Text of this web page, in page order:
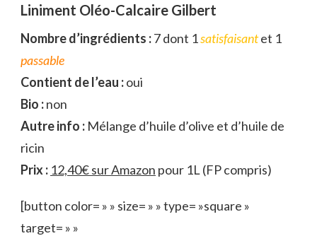
Liniment Oléo-Calcaire Gilbert
Nombre d’ingrédients :7 dont 1satisfaisantet 1
passable
Contient de l’eau :oui
Bio :non
Autre info : Mélange d’huile d’olive et d’huile de
ricin
Prix : 12,40€ sur Amazon pour 1L (FP compris)
[button color= » » size= » » type= »square »
target= » »